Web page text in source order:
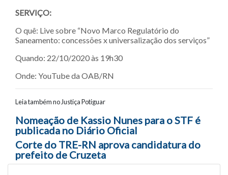
SERVIÇO:
O quê: Live sobre “Novo Marco Regulatório do
Saneamento: concessões x universalização dos serviços”
Quando: 22/10/2020 às 19h30
Onde: YouTube da OAB/RN
Leia também no Justiça Potiguar
Navegação entre posts
Nomeação de Kassio Nunes para o STF é
publicada no Diário Oficial
Corte do TRE-RN aprova candidatura do
prefeito de Cruzeta